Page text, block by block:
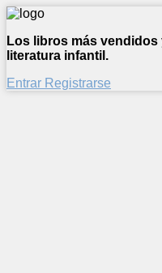
Los libros más
literatura infantil.
Entrar Registrarse